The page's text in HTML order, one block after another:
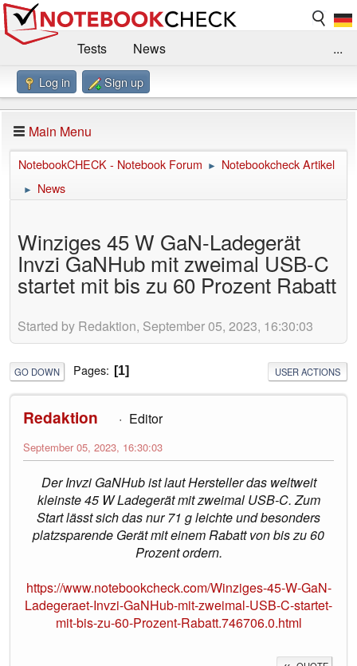
Tests
News
Benchmarks / Technik
Forum
Impressum
...
Log in Sign up
Main Menu
NotebookCHECK - Notebook Forum ► Notebookcheck Artikel
► News
Winziges 45 W GaN-Ladegerät
Invzi GaNHub mit zweimal USB-C
startet mit bis zu 60 Prozent Rabatt
Started by Redaktion, September 05, 2023, 16:30:03
GO DOWN Pages 1 USER ACTIONS
Redaktion Editor
September 05, 2023, 16:30:03
Der Invzi GaNHub ist laut Hersteller das weltweit
kleinste 45 W Ladegerät mit zweimal USB-C. Zum
Start lässt sich das nur 71 g leichte und besonders
platzsparende Gerät mit einem Rabatt von bis zu 60
Prozent ordern.
https://www.notebookcheck.com/Winziges-45-W-GaN-
Ladegeraet-Invzi-GaNHub-mit-zweimal-USB-C-startet-
mit-bis-zu-60-Prozent-Rabatt.746706.0.html